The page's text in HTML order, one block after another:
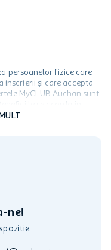
persoanelor fizice care
inscrierii și care accepta
MyCLUB Auchan sunt
in perioada promotiei.
si Conditii. Auchan
Cardului in perioada in
in care sunt efectuate
ne!